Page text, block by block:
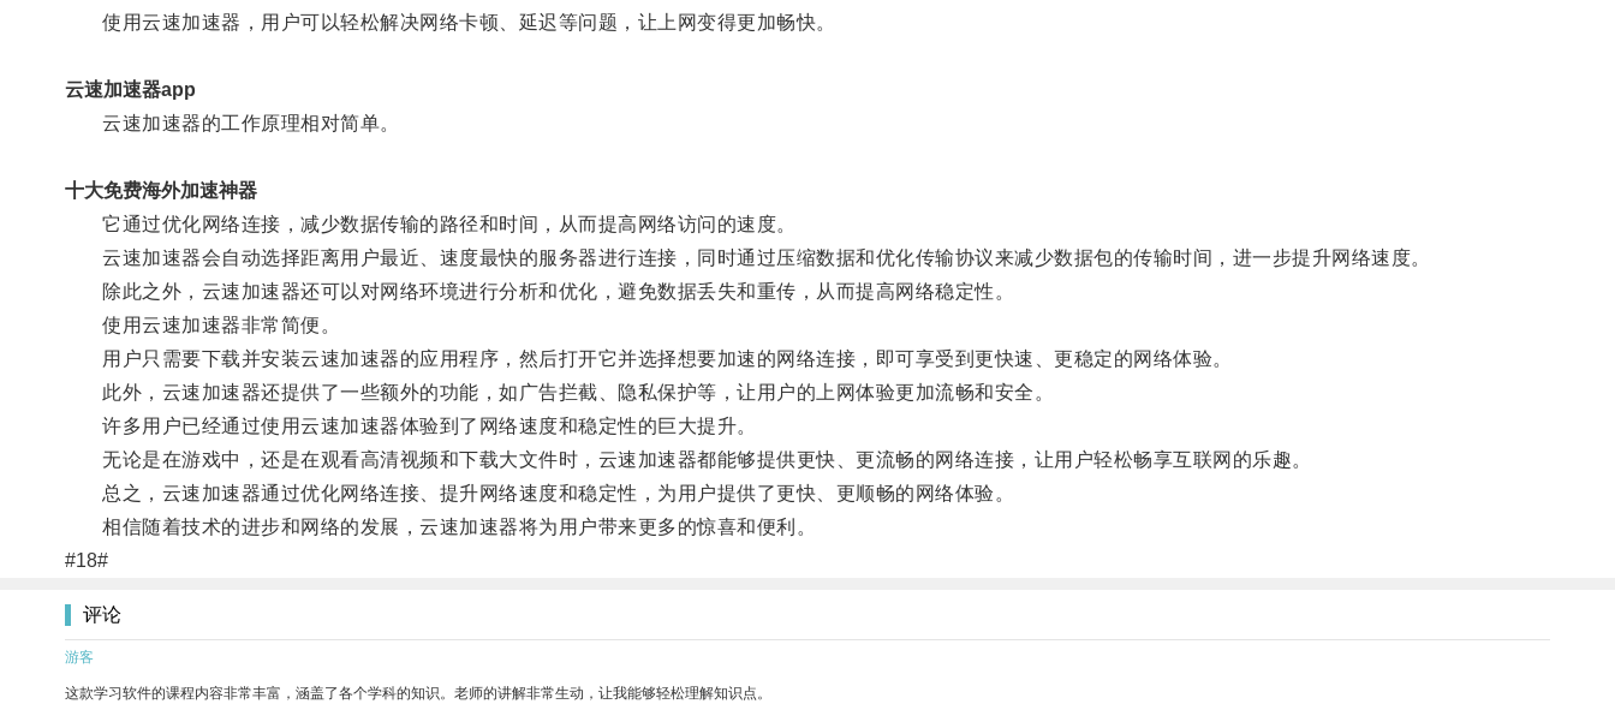
使用云速加速器，用户可以轻松解决网络卡顿、延迟等问题，让上网变得更加畅快。
云速加速器app
云速加速器的工作原理相对简单。
十大免费海外加速神器
它通过优化网络连接，减少数据传输的路径和时间，从而提高网络访问的速度。
云速加速器会自动选择距离用户最近、速度最快的服务器进行连接，同时通过压缩数据和优化传输协议来减少数据包的传输时间，进一步提升网络速度。
除此之外，云速加速器还可以对网络环境进行分析和优化，避免数据丢失和重传，从而提高网络稳定性。
使用云速加速器非常简便。
用户只需要下载并安装云速加速器的应用程序，然后打开它并选择想要加速的网络连接，即可享受到更快速、更稳定的网络体验。
此外，云速加速器还提供了一些额外的功能，如广告拦截、隐私保护等，让用户的上网体验更加流畅和安全。
许多用户已经通过使用云速加速器体验到了网络速度和稳定性的巨大提升。
无论是在游戏中，还是在观看高清视频和下载大文件时，云速加速器都能够提供更快、更流畅的网络连接，让用户轻松畅享互联网的乐趣。
总之，云速加速器通过优化网络连接、提升网络速度和稳定性，为用户提供了更快、更顺畅的网络体验。
相信随着技术的进步和网络的发展，云速加速器将为用户带来更多的惊喜和便利。
#18#
评论
游客
这款学习软件的课程内容非常丰富，涵盖了各个学科的知识。老师的讲解非常生动，让我能够轻松理解知识点。